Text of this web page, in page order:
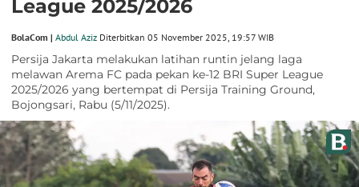
League 2025/2026
BolaCom | Abdul Aziz Diterbitkan 05 November 2025, 19:57 WIB
Persija Jakarta melakukan latihan runtin jelang laga
melawan Arema FC pada pekan ke-12 BRI Super League
2025/2026 yang bertempat di Persija Training Ground,
Bojongsari, Rabu (5/11/2025).